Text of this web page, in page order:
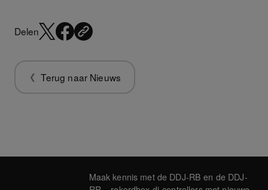
Delen
Terug naar Nieuws
Maak kennis met de DDJ-RB en de DDJ-